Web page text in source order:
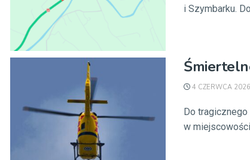
i Szymbarku.
4 CZERWCA 2026
Do
w